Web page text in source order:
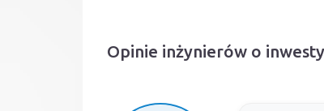
Opinie inżynierów o